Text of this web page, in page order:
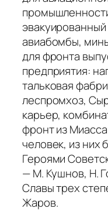
авиабомбы,
для фронта
предприятия:
тальковая
леспромхоз,
карьер,
фронт из
человек, из них
Героями
— М. Кушнов, Н.
Славы трех
Жаров.